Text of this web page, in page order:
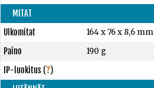
MITAT
Ulkomitat
164 x 76 x 8,6 mm
Paino
190 g
IP-luokitus(?)